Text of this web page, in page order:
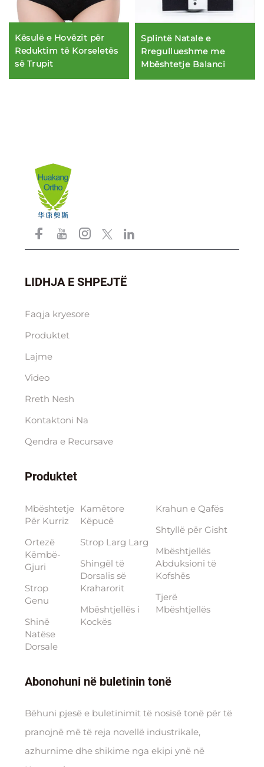
Kësulë e Hovëzit për
Reduktim të Korseletës
së Trupit
Splintë Natale e
Rregullueshme me
Mbështetje Balanci
LIDHJA E SHPEJTË
Faqja kryesore
Produktet
Lajme
Video
Rreth Nesh
Kontaktoni Na
Qendra e Rесursave
Produktet
Mbështetje
Për Kurriz
Ortezë
Këmbë-
Gjuri
Strop
Genu
Shinë
Natëse
Dorsale
Kamëtore
Këpucë
Strop Larg Larg
Shingël të
Dorsalis së
Kraharorit
Mbështjellës i
Kockës
Krahun e Qafës
Shtyllë për Gisht
Mbështjellës
Abduksioni të
Kofshës
Tjerë
Mbështjellës
Abonohuni në buletinin tonë
Bëhuni pjesë e buletinimit të nosisë tonë për të
pranojnë më të reja novellë industrikale,
azhurnime dhe shikime nga ekipi ynë në